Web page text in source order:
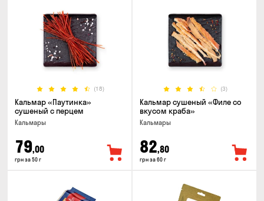
(18)
Кальмар «Паутинка»
сушеный с перцем
Кальмары
79,00
грн за 50 г
(3)
Кальмар сушеный «Филе со
вкусом краба»
Кальмары
82,80
грн за 60 г